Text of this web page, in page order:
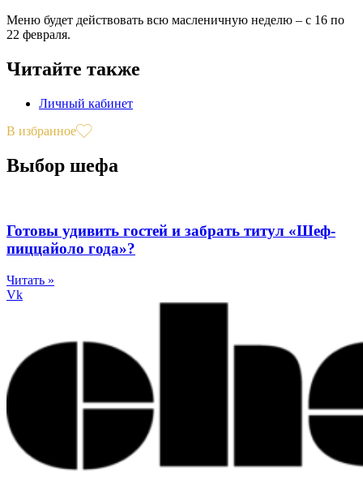
Меню будет действовать всю масленичную неделю – с 16 по
22 февраля.
Читайте также
Личный кабинет
В избранное
Выбор шефа
Готовы удивить гостей и забрать титул «Шеф-
пиццайоло года»?
Читать »
Vk